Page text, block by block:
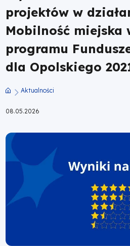
w
ZIT
programu
Fundusze
Europejskie
dla
Opolskiego
2021-
2027
projektów w
Mobilność miejska
programu
dla Opolskiego
Aktualności
08.05.2026